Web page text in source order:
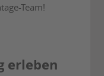
Team!
erleben